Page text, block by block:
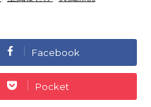
Facebook
Pocket